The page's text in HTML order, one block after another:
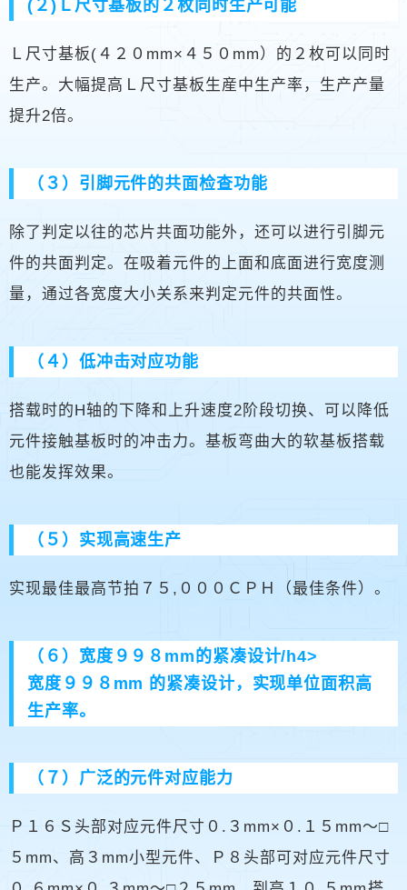
(２)Ｌ尺寸基板的２枚同时生产可能
Ｌ尺寸基板(４２０mm×４５０mm）的２枚可以同时
生产。大幅提高Ｌ尺寸基板生産中生产率，生产产量
提升2倍。
（３）引脚元件的共面检查功能
除了判定以往的芯片共面功能外，还可以进行引脚元
件的共面判定。在吸着元件的上面和底面进行宽度测
量，通过各宽度大小关系来判定元件的共面性。
（４）低冲击对应功能
搭载时的H轴的下降和上升速度2阶段切换、可以降低
元件接触基板时的冲击力。基板弯曲大的软基板搭载
也能发挥效果。
（５）实现高速生产
实现最佳最高节拍７５,０００ＣＰＨ（最佳条件）。
（６）宽度９９８mm的紧凑设计/h4>
宽度９９８mm 的紧凑设计，实现单位面积高
生产率。
（７）广泛的元件对应能力
Ｐ１６Ｓ头部对应元件尺寸０.３mm×０.１５mm～□
５mm、高３mm小型元件、Ｐ８头部可对应元件尺寸